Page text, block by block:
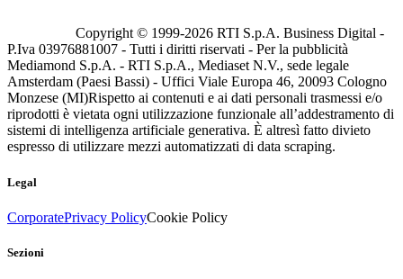
Copyright © 1999-2026 RTI S.p.A. Business Digital -
P.Iva 03976881007 - Tutti i diritti riservati - Per la pubblicità
Mediamond S.p.A. - RTI S.p.A., Mediaset N.V., sede legale
Amsterdam (Paesi Bassi) - Uffici Viale Europa 46, 20093 Cologno
Monzese (MI)Rispetto ai contenuti e ai dati personali trasmessi e/o
riprodotti è vietata ogni utilizzazione funzionale all’addestramento di
sistemi di intelligenza artificiale generativa. È altresì fatto divieto
espresso di utilizzare mezzi automatizzati di data scraping.
Legal
CorporatePrivacy PolicyCookie Policy
Sezioni